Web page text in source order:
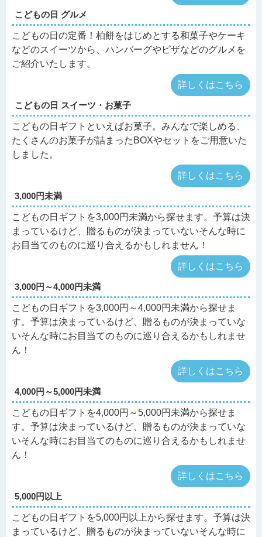
こどもの日 グルメ
こどもの日の定番！柏餅をはじめとする和菓子やケーキ
などのスイーツから、ハンバーグやピザなどのグルメを
ご紹介いたします。
詳しくはこちら
こどもの日 スイーツ・お菓子
こどもの日ギフトといえばお菓子。みんなで楽しめる、
たくさんのお菓子が詰まったBOXやセットをご用意いた
しました。
詳しくはこちら
3,000円未満
こどもの日ギフトを3,000円未満から探せます。予算は決
まっているけど、贈るものが決まっていないそんな時に
お目当てのものに巡り合えるかもしれません！
詳しくはこちら
3,000円～4,000円未満
こどもの日ギフトを3,000円～4,000円未満から探せま
す。予算は決まっているけど、贈るものが決まっていな
いそんな時にお目当てのものに巡り合えるかもしれませ
ん！
詳しくはこちら
4,000円～5,000円未満
こどもの日ギフトを4,000円～5,000円未満から探せま
す。予算は決まっているけど、贈るものが決まっていな
いそんな時にお目当てのものに巡り合えるかもしれませ
ん！
詳しくはこちら
5,000円以上
こどもの日ギフトを5,000円以上から探せます。予算は決
まっているけど、贈るものが決まっていないそんな時に